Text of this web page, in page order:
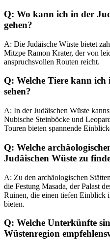
Q: Wo kann ich in der
gehen?
A: Die Judäische Wüste bietet
Mitzpe Ramon Krater, der von
anspruchsvollen Routen reicht.
Q: Welche Tiere kann ich
sehen?
A: In der Judäischen Wüste
Nubische Steinböcke und
Touren bieten spannende
Q: Welche
Judäischen Wüste zu
A: Zu den archäologischen
die Festung Masada, der Palast
Ruinen, die einen tiefen Einblick
bieten.
Q: Welche Unterkünfte
Wüstenregion